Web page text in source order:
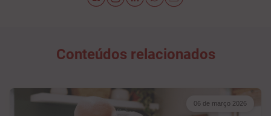
Conteúdos relacionados
06 de março 2026